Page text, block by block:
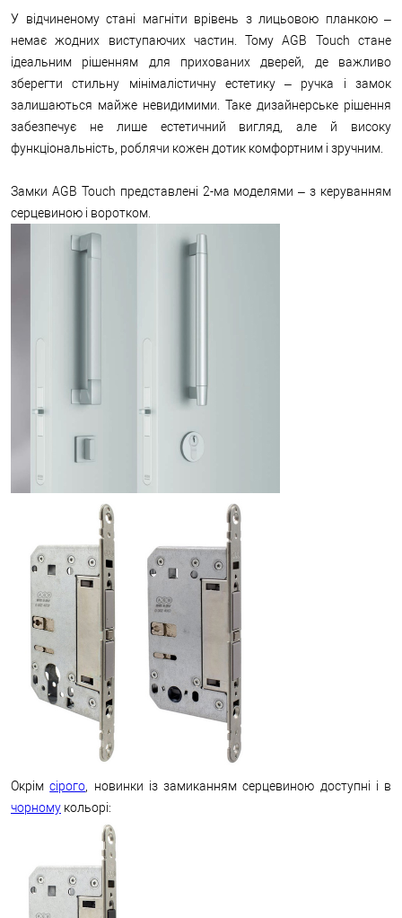
У відчиненому стані магніти врівень з лицьовою планкою –
немає жодних виступаючих частин. Тому AGB Touch стане
ідеальним рішенням для прихованих дверей, де важливо
зберегти стильну мінімалістичну естетику – ручка і замок
залишаються майже невидимими. Таке дизайнерське рішення
забезпечує не лише естетичний вигляд, але й високу
функціональність, роблячи кожен дотик комфортним і зручним.
Замки AGB Touch представлені 2-ма моделями – з керуванням
серцевиною і воротком.
Окрімсірого , новинки із замиканням серцевиною доступні і в
чорному кольорі: